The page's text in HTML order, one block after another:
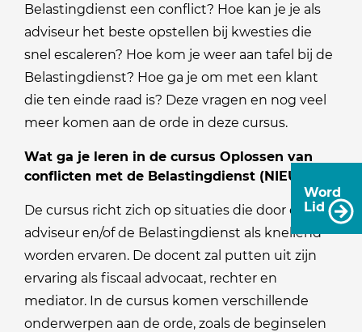
Word
Lid
Belastingdienst een conflict? Hoe kan je je als
adviseur het beste opstellen bij kwesties die
snel escaleren? Hoe kom je weer aan tafel bij de
Belastingdienst? Hoe ga je om met een klant
die ten einde raad is? Deze vragen en nog veel
meer komen aan de orde in deze cursus.
Wat ga je leren in de cursus Oplossen van
conflicten met de Belastingdienst (NIEUW)?
De cursus richt zich op situaties die door cliënt,
adviseur en/of de Belastingdienst als knellend
worden ervaren. De docent zal putten uit zijn
ervaring als fiscaal advocaat, rechter en
mediator. In de cursus komen verschillende
onderwerpen aan de orde, zoals de beginselen